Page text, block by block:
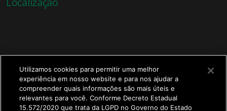
Bem-vindo ao Bioparque Pantanal!
Utilizamos cookies para permitir uma melhor
experiência em nosso website e para nos ajudar a
compreender quais informações são mais úteis e
relevantes para você. Conforme Decreto Estadual
15.572/2020 que trata da LGPD no Governo do Estado